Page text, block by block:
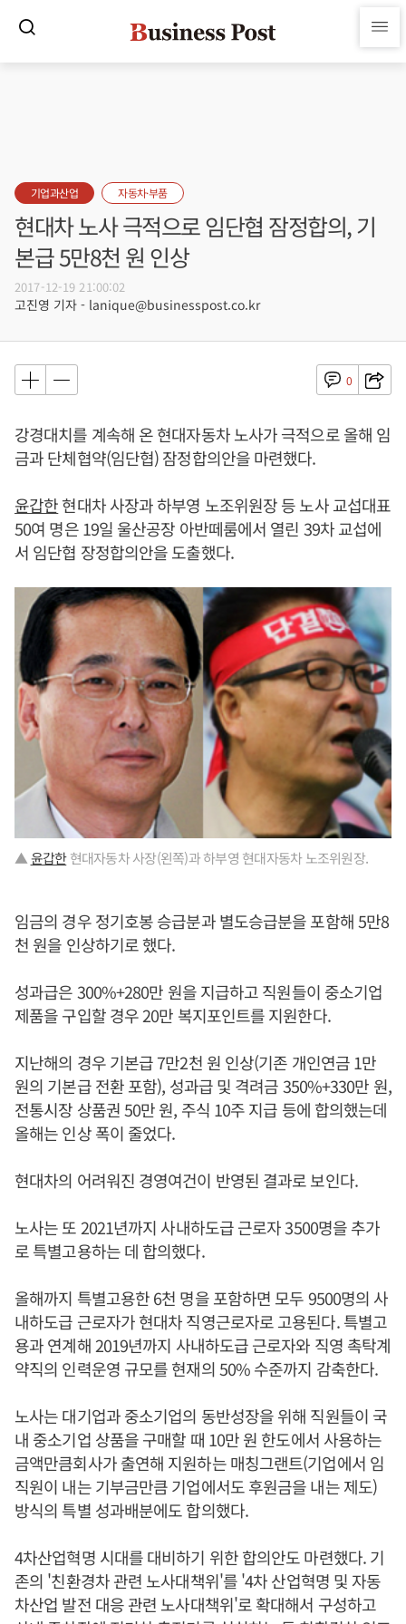
기업과산업 자동차·부품
현대차 노사 극적으로 임단협 잠정합의, 기
본급 5만8천 원 인상
2017-12-19 21:00:02
고진영 기자 - lanique@businesspost.co.kr
0
강경대치를 계속해 온 현대자동차 노사가 극적으로 올해 임
금과 단체협약(임단협) 잠정합의안을 마련했다.
윤갑한현대차 사장과 하부영 노조위원장 등 노사 교섭대표
50여 명은 19일 울산공장 아반떼룸에서 열린 39차 교섭에
서 임단협 장정합의안을 도출했다.
▲윤갑한현대자동차 사장(왼쪽)과 하부영 현대자동차 노조위원장.
임금의 경우 정기호봉 승급분과 별도승급분을 포함해 5만8
천 원을 인상하기로 했다.
성과급은 300%+280만 원을 지급하고 직원들이 중소기업
제품을 구입할 경우 20만 복지포인트를 지원한다.
지난해의 경우 기본급 7만2천 원 인상(기존 개인연금 1만
원의 기본급 전환 포함), 성과급 및 격려금 350%+330만 원,
전통시장 상품권 50만 원, 주식 10주 지급 등에 합의했는데
올해는 인상 폭이 줄었다.
현대차의 어려워진 경영여건이 반영된 결과로 보인다.
노사는 또 2021년까지 사내하도급 근로자 3500명을 추가
로 특별고용하는 데 합의했다.
올해까지 특별고용한 6천 명을 포함하면 모두 9500명의 사
내하도급 근로자가 현대차 직영근로자로 고용된다. 특별고
용과 연계해 2019년까지 사내하도급 근로자와 직영 촉탁계
약직의 인력운영 규모를 현재의 50% 수준까지 감축한다.
노사는 대기업과 중소기업의 동반성장을 위해 직원들이 국
내 중소기업 상품을 구매할 때 10만 원 한도에서 사용하는
금액만큼회사가 출연해 지원하는 매칭그랜트(기업에서 임
직원이 내는 기부금만큼 기업에서도 후원금을 내는 제도)
방식의 특별 성과배분에도 합의했다.
4차산업혁명 시대를 대비하기 위한 합의안도 마련했다. 기
존의 '친환경차 관련 노사대책위'를 '4차 산업혁명 및 자동
차산업 발전 대응 관련 노사대책위'로 확대해서 구성하고